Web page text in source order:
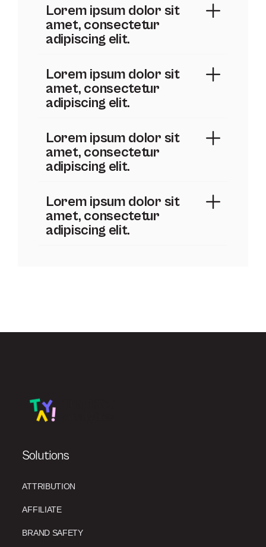
Lorem ipsum dolor sit
amet, consectetur
adipiscing elit.
Lorem ipsum dolor sit
amet, consectetur
adipiscing elit.
Lorem ipsum dolor sit
amet, consectetur
adipiscing elit.
Lorem ipsum dolor sit
amet, consectetur
adipiscing elit.
Solutions
ATTRIBUTION
AFFILIATE
BRAND SAFETY